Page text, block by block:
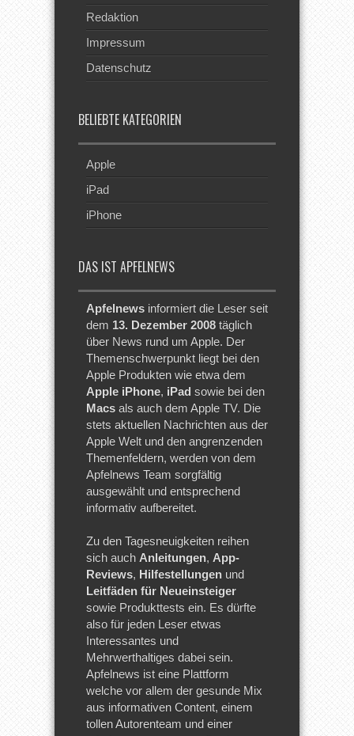
Redaktion
Impressum
Datenschutz
BELIEBTE KATEGORIEN
Apple
iPad
iPhone
DAS IST APFELNEWS
Apfelnews informiert die Leser seit
dem 13. Dezember 2008 täglich
über News rund um Apple. Der
Themenschwerpunkt liegt bei den
Apple Produkten wie etwa dem
Apple iPhone, iPad sowie bei den
Macs als auch dem Apple TV. Die
stets aktuellen Nachrichten aus der
Apple Welt und den angrenzenden
Themenfeldern, werden von dem
Apfelnews Team sorgfältig
ausgewählt und entsprechend
informativ aufbereitet.
Zu den Tagesneuigkeiten reihen
sich auch Anleitungen, App-
Reviews, Hilfestellungen und
Leitfäden für Neueinsteiger
sowie Produkttests ein. Es dürfte
also für jeden Leser etwas
Interessantes und
Mehrwerthaltiges dabei sein.
Apfelnews ist eine Plattform
welche vor allem der gesunde Mix
aus informativen Content, einem
tollen Autorenteam und einer